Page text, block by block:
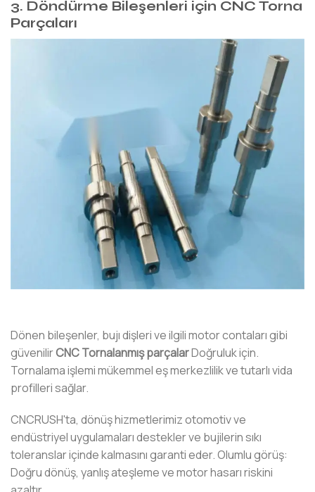
3. Döndürme Bileşenleri için CNC Torna
Parçaları
Dönen bileşenler, bujı dişleri ve ilgili motor contaları gibi
güvenilirCNC Tornalanmış parçalarDoğruluk için.
Tornalama işlemi mükemmel eş merkezlilik ve tutarlı vida
profilleri sağlar.
CNCRUSH'ta, dönüş hizmetlerimiz otomotiv ve
endüstriyel uygulamaları destekler ve bujilerin sıkı
toleranslar içinde kalmasını garanti eder. Olumlu görüş:
Doğru dönüş, yanlış ateşleme ve motor hasarı riskini